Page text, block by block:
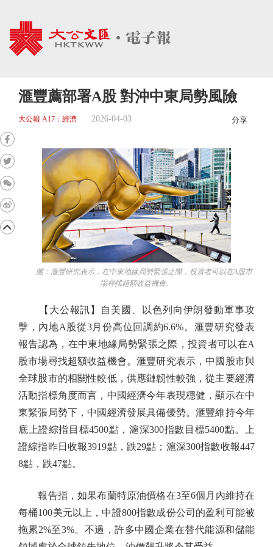
滙豐薦部署A股 對沖中東局勢風險
大公報 A17：經濟 2026-04-03 分享
圖：滙豐研究表示，在中東地緣局勢緊張之際，投資者可以在A股市
場尋找超額收益機會。
【大公報訊】自美國、以色列向伊朗發動軍事攻
擊，內地A股從3月份高位回調約6.6%。滙豐研究發表
報告認為，在中東地緣局勢緊張之際，投資者可以在A
股市場尋找超額收益機會。滙豐研究表示，中國股市與
全球股市的相關性較低，供應鏈韌性較強，從主要經濟
活動指標角度而言，中國經濟今年表現穩健，顯示在中
東緊張局勢下，中國經濟發展具備優勢。滙豐維持今年
底上證綜指目標4500點，滬深300指數目標5400點。上
證綜指昨日收報3919點，跌29點；滬深300指數收報447
8點，跌47點。
報告指，如果布蘭特原油價格在3至6個月內維持在
每桶100美元以上，中證800指數成份公司的盈利可能被
拖累2%至3%。不過，許多中國企業在替代能源和儲能